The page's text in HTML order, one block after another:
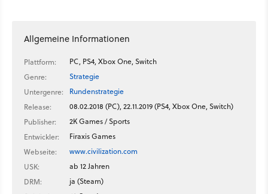
Allgemeine Informationen
Plattform:
PC, PS4, Xbox One, Switch
Genre:
Strategie
Untergenre:
Rundenstrategie
Release:
08.02.2018 (PC), 22.11.2019 (PS4, Xbox One, Switch)
Publisher:
2K Games / Sports
Entwickler:
Firaxis Games
Webseite:
www.civilization.com
USK:
ab 12 Jahren
DRM:
ja (Steam)